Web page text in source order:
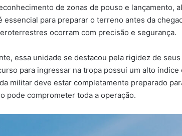
de zonas de pouso e lançamento,
essencial para preparar o terreno antes da
ocorram com precisão e segurança.
essa unidade se destacou pela rigidez de
para ingressar na tropa possui um alto
militar deve estar completamente preparado
pode comprometer toda a operação.